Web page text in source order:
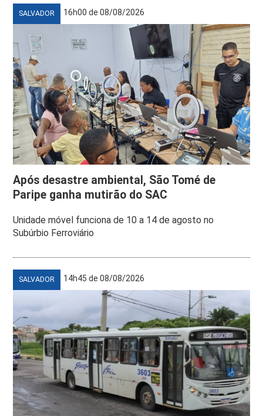
SALVADOR 16h00 de 08/08/2026
Após desastre ambiental, São Tomé de
Paripe ganha mutirão do SAC
Unidade móvel funciona de 10 a 14 de agosto no
Subúrbio Ferroviário
SALVADOR 14h45 de 08/08/2026